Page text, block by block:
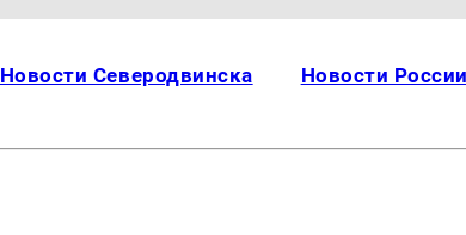
Новости Северодвинска Новости России